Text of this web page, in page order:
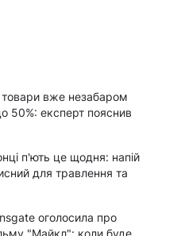
товари вже незабаром
50%: експерт пояснив
п'ють це щодня: напій
для травлення та
оголосила про
"Майкл": коли буде